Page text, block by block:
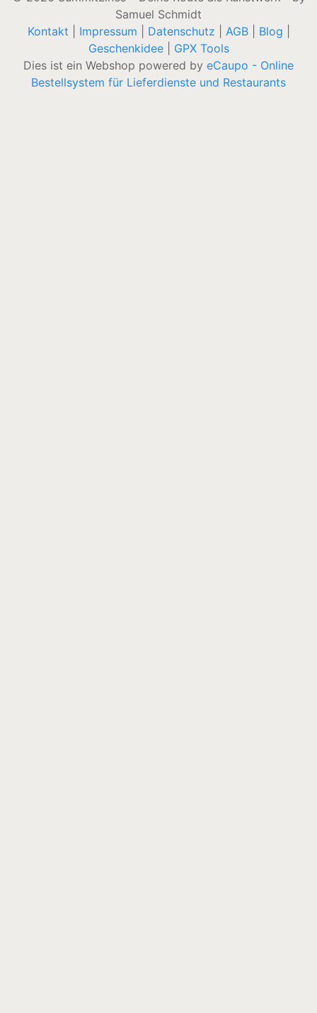
Samuel Schmidt
Kontakt
Impressum Datenschutz AGB| Blog
Geschenkidee| GPX Tools
Dies ist ein Webshop powered by eCaupo - Online
Bestellsystem für Lieferdienste und Restaurants